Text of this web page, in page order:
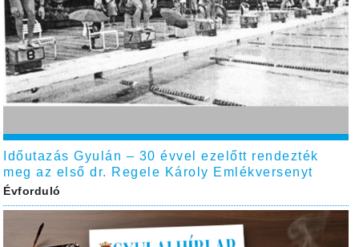
Időutazás Gyulán – 30 évvel ezelőtt rendezték
meg az első dr. Regele Károly Emlékversenyt
Évforduló